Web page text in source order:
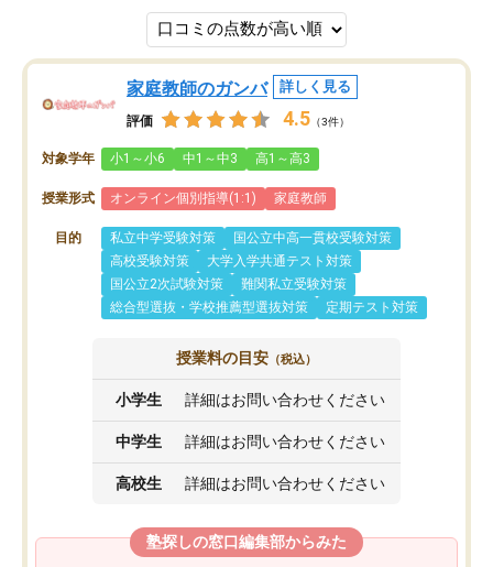
家庭教師のガンバ 詳しく見る
評価 4.5 （3件）
対象学年 小1～小6 中1～中3 高1～高3
授業形式 オンライン個別指導(1:1) 家庭教師
目的 私立中学受験対策
国公立中高一貫校受験対策
高校受験対策
大学入学共通テスト対策
国公立2次試験対策
難関私立受験対策
総合型選抜・学校推薦型選抜対策
定期テスト対策
授業料の目安 （税込）
小学生 詳細はお問い合わせください
中学生 詳細はお問い合わせください
高校生 詳細はお問い合わせください
塾探しの窓口編集部からみた